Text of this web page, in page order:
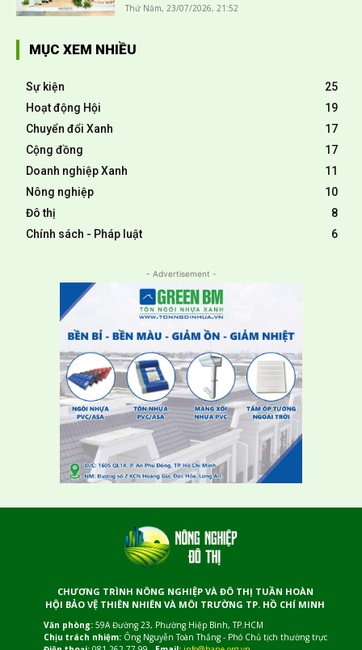
Thứ Năm, 23/07/2026, 21:52
MỤC XEM NHIỀU
Sự kiện
25
Hoạt động Hội
19
Chuyển đổi Xanh
17
Cộng đồng
17
Doanh nghiệp Xanh
11
Nông nghiệp
10
Đô thị
8
Chính sách - Pháp luật
6
- Advertisement -
CHƯƠNG TRÌNH NÔNG NGHIỆP VÀ ĐÔ THỊ TUẦN HOÀN
HỘI BẢO VỆ THIÊN NHIÊN VÀ MÔI TRƯỜNG TP. HỒ CHÍ MINH
Văn phòng:59A Đường 23, Phường Hiệp Bình, TP.HCM
Chịu trách nhiệm:Ông Nguyễn Toàn Thắng - Phó Chủ tịch thường trực